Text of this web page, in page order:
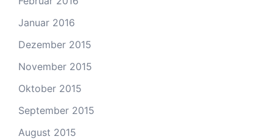
Januar 2016
Dezember 2015
November 2015
Oktober 2015
September 2015
August 2015